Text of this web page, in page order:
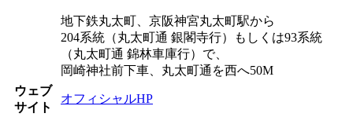
地下鉄丸太町、京阪神宮丸太町駅から
204系統（丸太町通 銀閣寺行）もしくは93系統
（丸太町通 錦林車庫行）で、
岡崎神社前下車、丸太町通を西へ50M
ウェブ
サイト
オフィシャルHP